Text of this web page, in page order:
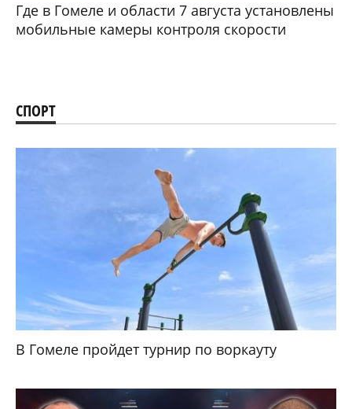
Где в Гомеле и области 7 августа установлены
мобильные камеры контроля скорости
СПОРТ
В Гомеле пройдет турнир по воркауту